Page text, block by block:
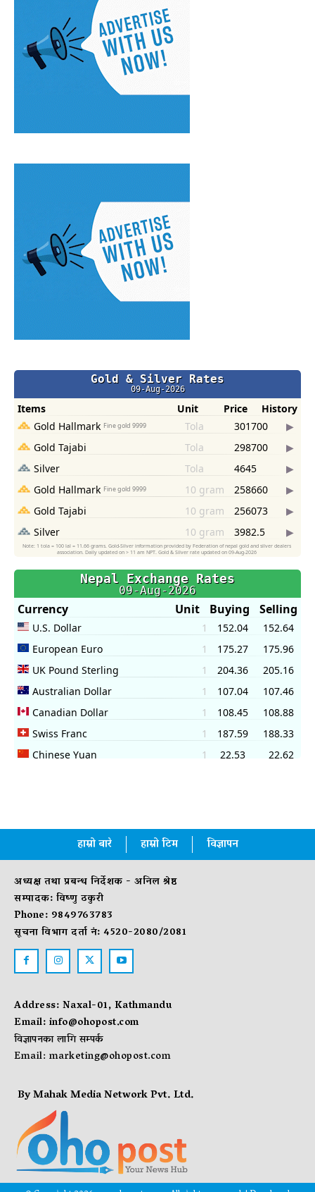
हाम्रो बारे हाम्रो टिम विज्ञापन
अध्यक्ष तथा प्रबन्ध निर्देशक - अनिल श्रेष्ठ
सम्पादक: विष्णु ठकुरी
Phone: 9849763783
सूचना विभाग दर्ता नं: 4520-2080/2081
Address: Naxal-01, Kathmandu
Email:info@ohopost.com
विज्ञापनका लागि सम्पर्क
Email:marketing@ohopost.com
By Mahak Media Network Pvt. Ltd.